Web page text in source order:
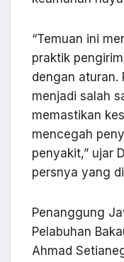
“Temuan ini
praktik
dengan aturan.
menjadi salah
memastikan
mencegah
penyakit,” ujar
persnya yang
Penanggung
Pelabuhan
Ahmad